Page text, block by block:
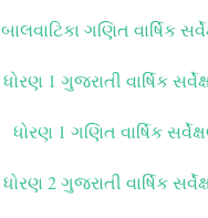
બાલવાટિકા ગણિત વાર્ષિક
ધોરણ 1 ગુજરાતી વાર્ષિક
ધોરણ 1 ગણિત વાર્ષિક
ધોરણ 2 ગુજરાતી વાર્ષિક